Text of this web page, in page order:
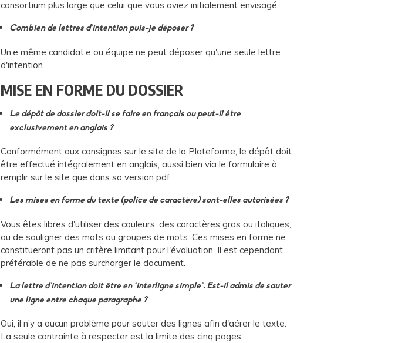
consortium plus large que celui que vous aviez initialement envisagé.
Combien de lettres d'intention puis-je déposer ?
Un.e même candidat.e ou équipe ne peut déposer qu'une seule lettre
d'intention.
MISE EN FORME DU DOSSIER
Le dépôt de dossier doit-il se faire en français ou peut-il être
exclusivement en anglais ?
Conformément aux consignes sur le site de la Plateforme, le dépôt doit
être effectué intégralement en anglais, aussi bien via le formulaire à
remplir sur le site que dans sa version pdf.
Les mises en forme du texte (police de caractère) sont-elles autorisées ?
Vous êtes libres d'utiliser des couleurs, des caractères gras ou italiques,
ou de souligner des mots ou groupes de mots. Ces mises en forme ne
constitueront pas un critère limitant pour l'évaluation. Il est cependant
préférable de ne pas surcharger le document.
La lettre d'intention doit être en "interligne simple". Est-il admis de sauter
une ligne entre chaque paragraphe ?
Oui, il n’y a aucun problème pour sauter des lignes afin d'aérer le texte.
La seule contrainte à respecter est la limite des cinq pages.